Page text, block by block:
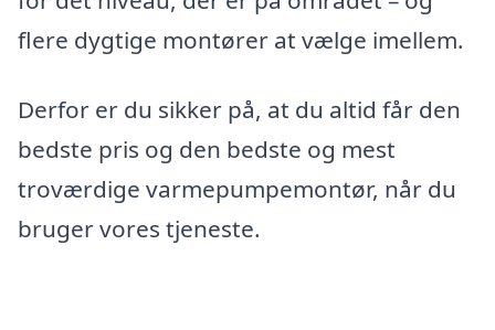
flere dygtige montører at vælge imellem.
Derfor er du sikker på, at du altid får den
bedste pris og den bedste og mest
troværdige varmepumpemontør, når du
bruger vores tjeneste.